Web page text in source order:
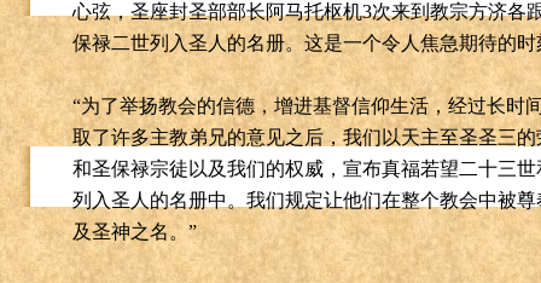
心弦，圣座封圣部部长阿马托枢机3次来到教宗方济各
保禄二世列入圣人的名册。这是一个令人焦急期待的时
“为了举扬教会的信德，增进基督信仰生活，经过长时
取了许多主教弟兄的意见之后，我们以天主至圣圣三
和圣保禄宗徒以及我们的权威，宣布真福若望二十三
列入圣人的名册中。我们规定让他们在整个教会中被
及圣神之名。”